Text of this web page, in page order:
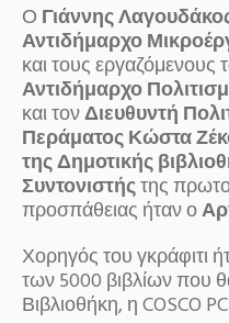
Ο Γιάννης
Αντιδήμαρχο
και τους εργαζόμενους
Αντιδήμαρχο
και τονΔιευθυντή
Περάματος Κώστα
της Δημοτικής
Συντονιστήςτης
προσπάθειας ήταν ο
Χορηγός του γκράφιτι
των 5000 βιβλίων που
Βιβλιοθήκη, η COSCO